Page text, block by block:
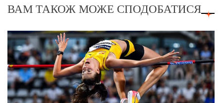
ВАМ ТАКОЖ МОЖЕ СПОДОБАТИСЯ